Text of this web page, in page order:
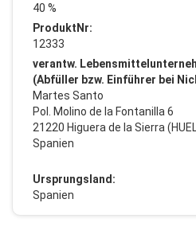
40 %
ProduktNr:
12333
verantw.
(Abfüller bzw. Einführer bei
Martes Santo
Pol. Molino de la Fontanilla 6
21220 Higuera de la Sierra
Spanien
Ursprungsland:
Spanien